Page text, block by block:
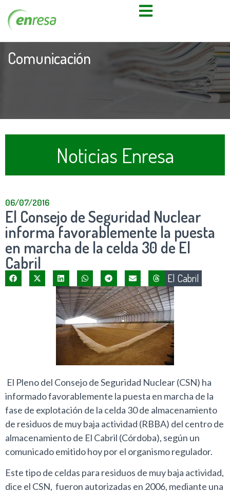
Comunicación
Noticias Enresa
06/07/2016
El Consejo de Seguridad Nuclear
informa favorablemente la puesta
en marcha de la celda 30 de El
Cabril
El Cabril
El Pleno del Consejo de Seguridad Nuclear (CSN) ha
informado favorablemente la puesta en marcha de la
fase de explotación de la celda 30 de almacenamiento
de residuos de muy baja actividad (RBBA) del centro de
almacenamiento de El Cabril (Córdoba), según un
comunicado emitido hoy por el organismo regulador.
Este tipo de celdas para residuos de muy baja actividad,
dice el CSN, fueron autorizadas en 2006, mediante una